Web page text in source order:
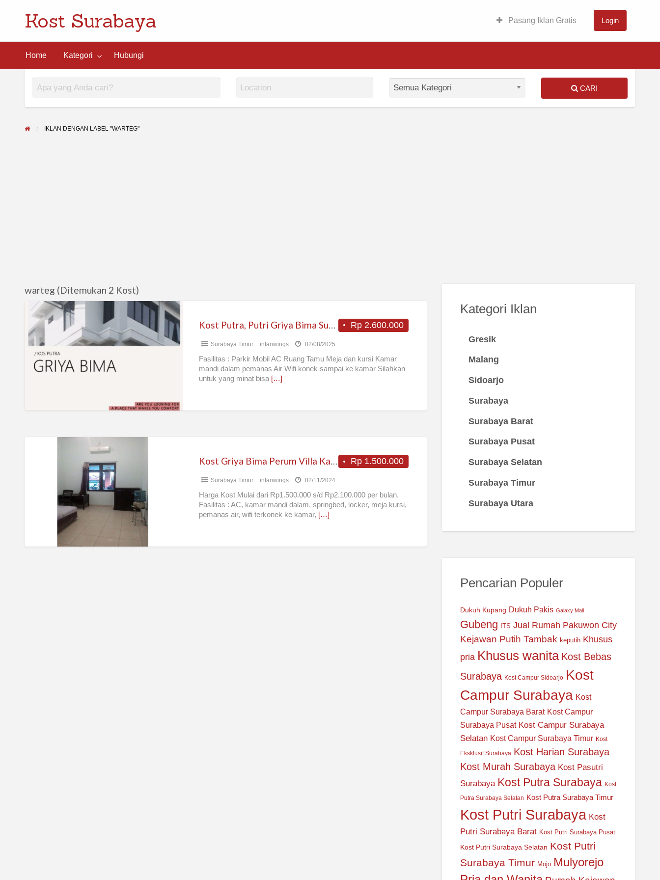
Kost Surabaya Pasang Iklan Gratis Login
Home Kategori Hubungi
CARI
IKLAN DENGAN LABEL "WARTEG"
warteg (Ditemukan 2 Kost)
Kost
Putra,
Putri
Griya
Bima
Surabaya
Rp 2.600.000
Kost Putra, Putri Griya Bima Surabaya
Surabaya Timur intanwings 02/08/2025
Fasilitas : Parkir Mobil AC Ruang Tamu Meja dan kursi Kamar
mandi dalam pemanas Air Wifi konek sampai ke kamar Silahkan
untuk yang minat bisa […]
Kalijudan
Surabaya
Rp 1.500.000
Kost Griya Bima Perum Villa Kalijudan Indah J42 Surabaya
Surabaya Timur intanwings 02/11/2024
Harga Kost Mulai dari Rp1.500.000 s/d Rp2.100.000 per bulan.
Fasilitas : AC, kamar mandi dalam, springbed, locker, meja kursi,
pemanas air, wifi terkonek ke kamar, […]
Kategori Iklan
Gresik
Malang
Sidoarjo
Surabaya
Surabaya Barat
Surabaya Pusat
Surabaya Selatan
Surabaya Timur
Surabaya Utara
Pencarian Populer
Dukuh Kupang Dukuh Pakis Galaxy Mall
Gubeng ITS Jual Rumah Pakuwon City
Kejawan Putih Tambak keputih Khusus
pria Khusus wanita Kost Bebas
Surabaya Kost Campur Sidoarjo Kost
Campur Surabaya Kost
Campur Surabaya Barat Kost Campur
Surabaya Pusat Kost Campur Surabaya
Selatan Kost Campur Surabaya Timur Kost
Eksklusif Surabaya Kost Harian Surabaya
Kost Murah Surabaya Kost Pasutri
Surabaya Kost Putra Surabaya Kost
Putra Surabaya Selatan Kost Putra Surabaya Timur
Kost Putri Surabaya Kost
Putri Surabaya Barat Kost Putri Surabaya Pusat
Kost Putri Surabaya Selatan Kost Putri
Surabaya Timur Mojo Mulyorejo